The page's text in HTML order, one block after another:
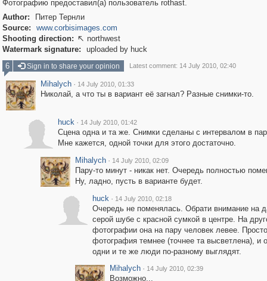
Фотографию предоставил(а) пользователь rothast.
Author:
Питер Тернли
Source:
www.corbisimages.com
Shooting direction:  northwest
Watermark signature:
uploaded by huck
6
Sign in to share your opinion Latest comment: 14 July 2010, 02:40
Mihalych · 14 July 2010, 01:33
Николай, а что ты в вариант её загнал? Разные снимки-то.
huck · 14 July 2010, 01:42
Сцена одна и та же. Снимки сделаны с интервалом в
Мне кажется, одной точки для этого достаточно.
Mihalych · 14 July 2010, 02:09
Пару-то минут - никак нет. Очередь полностью
Ну, ладно, пусть в варианте будет.
huck · 14 July 2010, 02:18
Очередь не поменялась. Обрати внимание на
серой шубе с красной сумкой в центре. На
фотографии она на пару человек левее.
фотография темнее (точнее та высветлена), и
одни и те же люди по-разному выглядят.
Mihalych · 14 July 2010, 02:39
Возможно...